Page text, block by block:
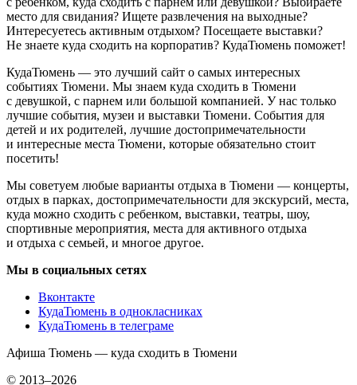
место для свидания? Ищете развлечения на выходные?
Интересуетесь активным отдыхом? Посещаете выставки?
Не знаете куда сходить на корпоратив? КудаТюмень поможет!
КудаТюмень — это лучший сайт о самых интересных
событиях Тюмени. Мы знаем куда сходить в Тюмени
с девушкой, с парнем или большой компанией. У нас только
лучшие события, музеи и выставки Тюмени. События для
детей и их родителей, лучшие достопримечательности
и интересные места Тюмени, которые обязательно стоит
посетить!
Мы советуем любые варианты отдыха в Тюмени — концерты,
отдых в парках, достопримечательности для экскурсий, места,
куда можно сходить с ребенком, выставки, театры, шоу,
спортивные мероприятия, места для активного отдыха
и отдыха с семьей, и многое другое.
Мы в социальных сетях
Вконтакте
КудаТюмень в однокласниках
КудаТюмень в телеграме
Афиша Тюмень — куда сходить в Тюмени
© 2013–2026